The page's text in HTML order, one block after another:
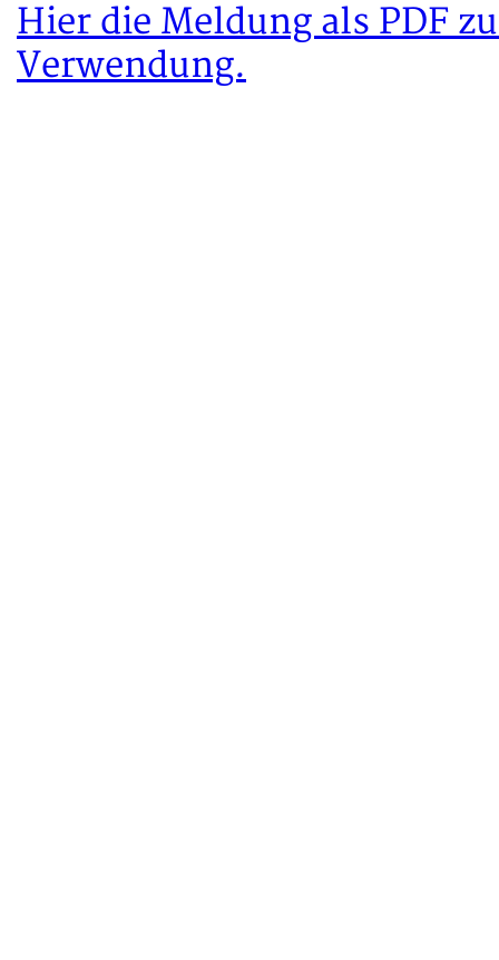
Hier die Meldung als PDF
Verwendung.